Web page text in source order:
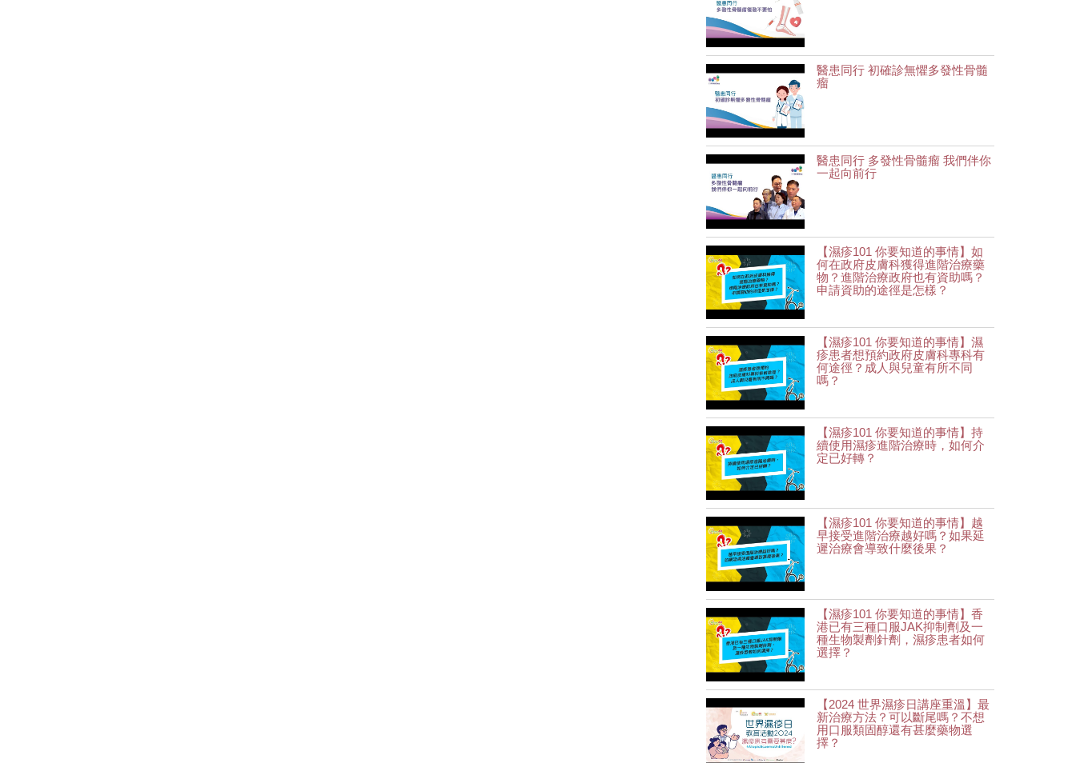
醫患同行 初確診無懼多發性骨髓
瘤
醫患同行 多發性骨髓瘤 我們伴你
一起向前行
【濕疹101 你要知道的事情】如
何在政府皮膚科獲得進階治療藥
物？進階治療政府也有資助嗎？
申請資助的途徑是怎樣？
【濕疹101 你要知道的事情】濕
疹患者想預約政府皮膚科專科有
何途徑？成人與兒童有所不同
嗎？
【濕疹101 你要知道的事情】持
續使用濕疹進階治療時，如何介
定已好轉？
【濕疹101 你要知道的事情】越
早接受進階治療越好嗎？如果延
遲治療會導致什麼後果？
【濕疹101 你要知道的事情】香
港已有三種口服JAK抑制劑及一
種生物製劑針劑，濕疹患者如何
選擇？
【2024 世界濕疹日講座重溫】最
新治療方法？可以斷尾嗎？不想
用口服類固醇還有甚麼藥物選
擇？